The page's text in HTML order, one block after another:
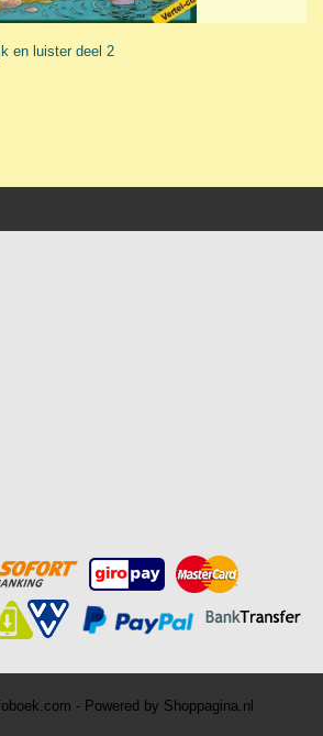
en luister deel 2
- Powered by Shoppagina.nl